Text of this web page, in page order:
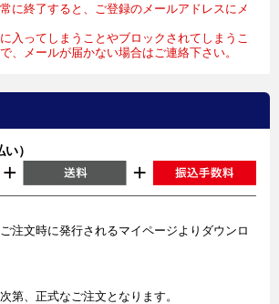
に終了すると、ご登録のメールアドレスにメ
入ってしまうことやブロックされてしまうこ
、メールが届かない場合はご連絡下さい。
）
注文時に発行されるマイページよりダウンロ
第、正式なご注文となります。